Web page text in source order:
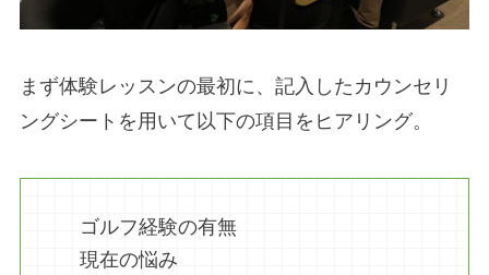
まず体験レッスンの最初に、記入したカウンセリ
ングシートを用いて以下の項目をヒアリング。
ゴルフ経験の有無
現在の悩み